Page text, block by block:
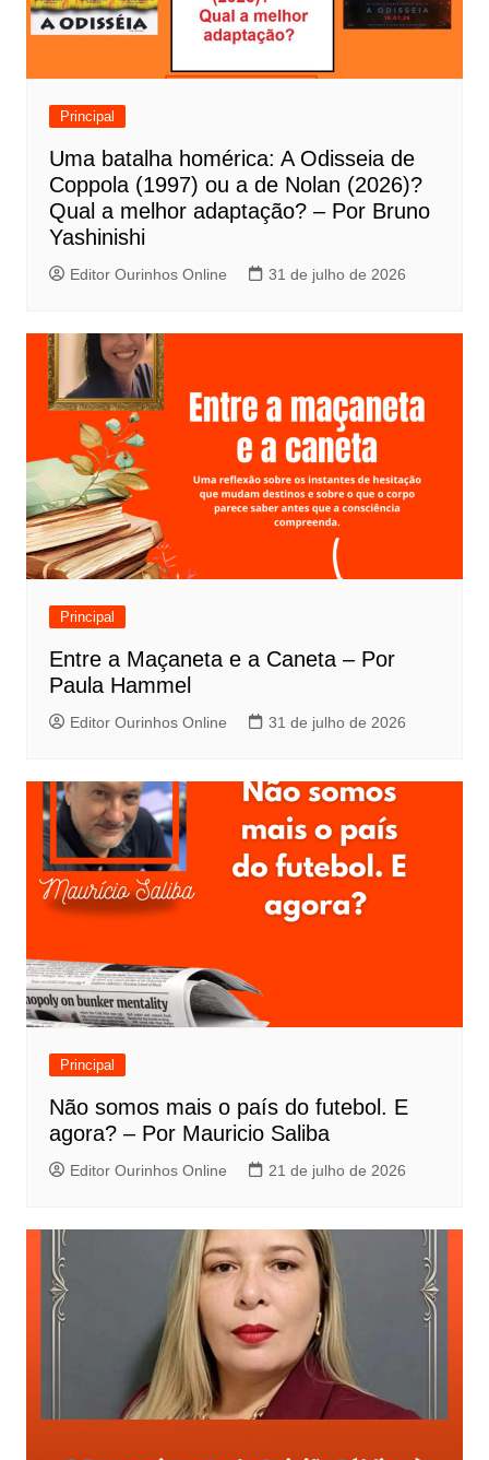
o
d
Principal
Uma batalha homérica: A Odisseia de
Coppola (1997) ou a de Nolan (2026)?
Qual a melhor adaptação? – Por Bruno
Yashinishi
Editor Ourinhos Online 31 de julho de 2026
Principal
Entre a Maçaneta e a Caneta – Por
Paula Hammel
Editor Ourinhos Online 31 de julho de 2026
Principal
Não somos mais o país do futebol. E
agora? – Por Mauricio Saliba
Editor Ourinhos Online 21 de julho de 2026